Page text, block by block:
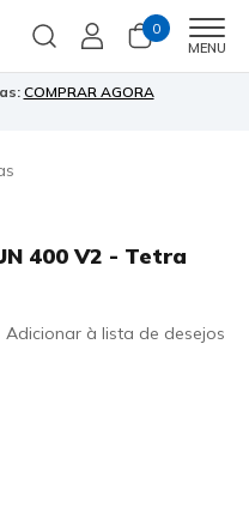
0
MENU
COMPRAR AGORA
400 V2 - Tetra
Adicionar à lista de desejos